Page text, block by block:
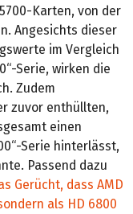
Karten, von der
Angesichts dieser
im Vergleich
Serie, wirken die
Zudem
zuvor enthüllten,
einen
Serie hinterlässt,
Passend dazu
Gerücht, dass AMD
als HD 6800